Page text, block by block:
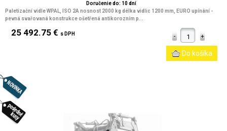
Doručenie do: 10 dní
Paletizační vidle WPAL, ISO 2A nosnost 2000 kg délka vidlic 1200 mm, EURO upínání -
pevná svařovaná konstrukce ošetřená antikorozním p...
25 492.75 € s DPH